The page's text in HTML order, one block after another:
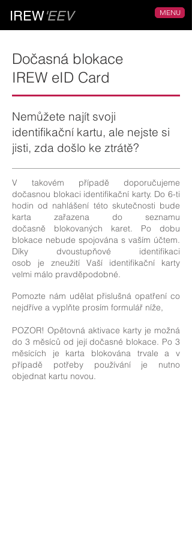
IREW'EEV MENU
Dočasná blokace
IREW eID Card
Nemůžete najít svoji
identifikační kartu, ale nejste si
jisti, zda došlo ke ztrátě?
V takovém případě doporučujeme
dočasnou blokaci identifikační karty. Do 6-ti
hodin od nahlášení této skutečnosti bude
karta zařazena do seznamu
dočasně blokovaných karet. Po dobu
blokace nebude spojována s vaším účtem.
Díky dvoustupňové identifikaci
osob je zneužití Vaší identifikační karty
velmi málo pravděpodobné.
Pomozte nám udělat přislušná opatření co
nejdříve a vyplňte prosím formulář níže,
POZOR! Opětovná aktivace karty je možná
do 3 měsíců od její dočasné blokace. Po 3
měsících je karta blokována trvale a v
případě potřeby používání je nutno
objednat kartu novou.